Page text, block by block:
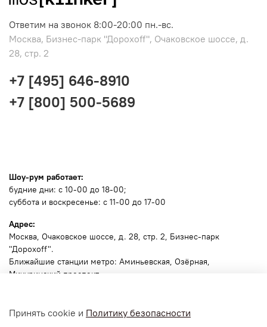
Ответим на звонок 8:00-20:00 пн.-вс.
Москва, Бизнес-парк "Дорохоff", Очаковское шоссе, д.
28, стр. 2
+7 [495] 646-8910
+7 [800] 500-5689
Шоу-рум работает:
будние дни: с 10-00 до 18-00;
суббота и воскресенье: с 11-00 до 17-00
Адрес:
Москва, Очаковское шоссе, д. 28, стр. 2, Бизнес-парк
"Дорохоff".
Ближайшие станции метро: Аминьевская, Озёрная,
Мичуринский проспект.
Принять cookie и Политику безопасности